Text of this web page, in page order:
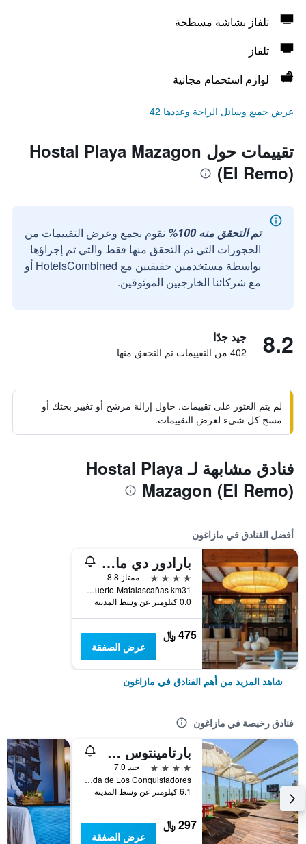
تلفاز بشاشة مسطحة
تلفاز
لوازم استحمام مجانية
عرض جميع وسائل الراحة وعددها 42
تقييمات حول Hostal Playa Mazagon
(El Remo)
تم التحقق منه 100%
نقوم بجمع وعرض التقييمات من
الحجوزات التي تم التحقق منها فقط والتي تم إجراؤها
بواسطة مستخدمين حقيقيين مع HotelsCombined أو
مع شركائنا الخارجيين الموثوقين.
8.2 جيد جدًا
402 من التقييمات تم التحقق منها
لم يتم العثور على تقييمات. حاول إزالة مرشح أو تغيير بحثك أو
مسح كل شيء لعرض التقييمات.
فنادق مشابهة لـ Hostal Playa
Mazagon (El Remo)
أفضل الفنادق في مازاغون
بارادور دي مازاجون
4 نجوم
ممتاز 8.8
Carretera San Juan Del Puerto-Matalascañas km31, مازاغون, منطقة أندلوسيا, أسبانيا
0.0 كيلومتر عن وسط المدينة
475 ﷼
عرض الصفقة
شاهد المزيد من أهم الفنادق في مازاغون
فنادق رخيصة في مازاغون
ٔبارتامينتوس مارتين ألونسو بينزون
4 نجوم
جيد 7.0
Avenida de Los Conquistadores, مازاغون, منطقة أندلوسيا, أسبانيا
6.1 كيلومتر عن وسط المدينة
297 ﷼
عرض الصفقة